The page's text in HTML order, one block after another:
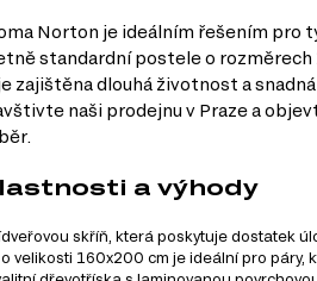
Norton je ideálním řešením
standardní postele o
zajištěna dlouhá životnost a
naši prodejnu v Praze a
a výhody
skříň, která poskytuje dostatek
velikosti 160x200 cm je ideální pro páry,